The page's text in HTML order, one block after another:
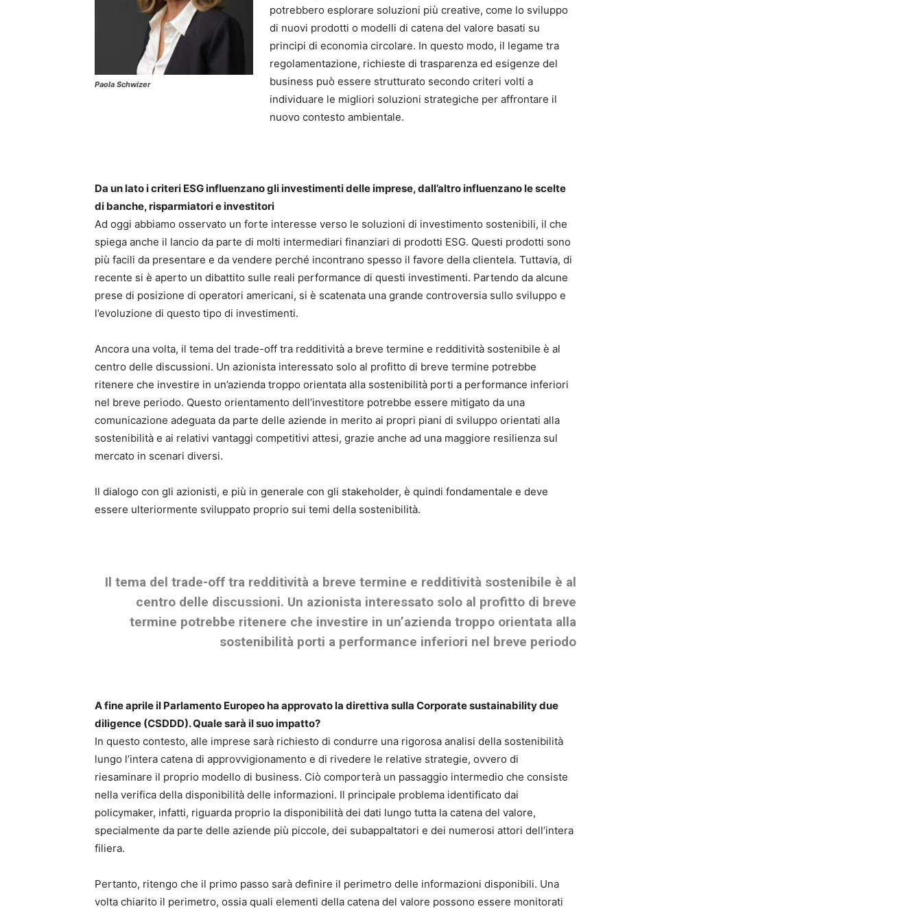
Paola Schwizer
potrebbero esplorare soluzioni più creative, come lo sviluppo
di nuovi prodotti o modelli di catena del valore basati su
principi di economia circolare. In questo modo, il legame tra
regolamentazione, richieste di trasparenza ed esigenze del
business può essere strutturato secondo criteri volti a
individuare le migliori soluzioni strategiche per affrontare il
nuovo contesto ambientale.
Da un lato i criteri ESG influenzano gli investimenti delle imprese, dall’altro influenzano le scelte
di banche, risparmiatori e investitori
Ad oggi abbiamo osservato un forte interesse verso le soluzioni di investimento sostenibili, il che
spiega anche il lancio da parte di molti intermediari finanziari di prodotti ESG. Questi prodotti sono
più facili da presentare e da vendere perché incontrano spesso il favore della clientela. Tuttavia, di
recente si è aperto un dibattito sulle reali performance di questi investimenti. Partendo da alcune
prese di posizione di operatori americani, si è scatenata una grande controversia sullo sviluppo e
l’evoluzione di questo tipo di investimenti.
Ancora una volta, il tema del trade-off tra redditività a breve termine e redditività sostenibile è al
centro delle discussioni. Un azionista interessato solo al profitto di breve termine potrebbe
ritenere che investire in un’azienda troppo orientata alla sostenibilità porti a performance inferiori
nel breve periodo. Questo orientamento dell’investitore potrebbe essere mitigato da una
comunicazione adeguata da parte delle aziende in merito ai propri piani di sviluppo orientati alla
sostenibilità e ai relativi vantaggi competitivi attesi, grazie anche ad una maggiore resilienza sul
mercato in scenari diversi.
Il dialogo con gli azionisti, e più in generale con gli stakeholder, è quindi fondamentale e deve
essere ulteriormente sviluppato proprio sui temi della sostenibilità.
Il tema del trade-off tra redditività a breve termine e redditività sostenibile è al
centro delle discussioni. Un azionista interessato solo al profitto di breve
termine potrebbe ritenere che investire in un’azienda troppo orientata alla
sostenibilità porti a performance inferiori nel breve periodo
A fine aprile il Parlamento Europeo ha approvato la direttiva sulla Corporate sustainability due
diligence (CSDDD). Quale sarà il suo impatto?
In questo contesto, alle imprese sarà richiesto di condurre una rigorosa analisi della sostenibilità
lungo l’intera catena di approvvigionamento e di rivedere le relative strategie, ovvero di
riesaminare il proprio modello di business. Ciò comporterà un passaggio intermedio che consiste
nella verifica della disponibilità delle informazioni. Il principale problema identificato dai
policymaker, infatti, riguarda proprio la disponibilità dei dati lungo tutta la catena del valore,
specialmente da parte delle aziende più piccole, dei subappaltatori e dei numerosi attori dell’intera
filiera.
Pertanto, ritengo che il primo passo sarà definire il perimetro delle informazioni disponibili. Una
volta chiarito il perimetro, ossia quali elementi della catena del valore possono essere monitorati